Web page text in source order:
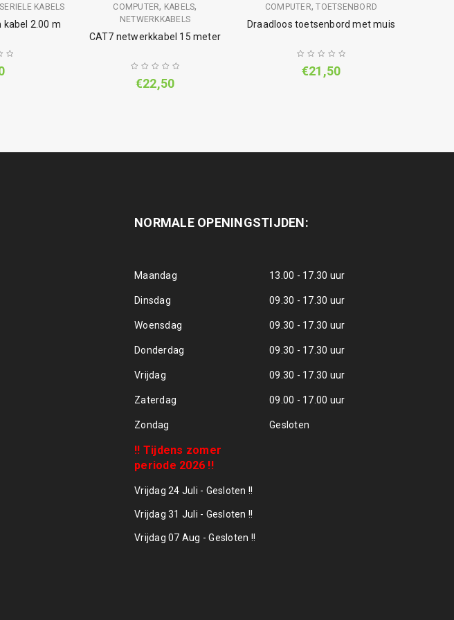
SERIELE KABELS
2.00 m
COMPUTER, KABELS,
NETWERKKABELS
CAT7 netwerkkabel 15 meter
€22,50
COMPUTER,TOETSENBORD
Draadloos toetsenbord met muis
€21,50
NORMALE OPENINGSTIJDEN:
Maandag 13.00 - 17.30 uur
Dinsdag 09.30 - 17.30 uur
Woensdag 09.30 - 17.30 uur
Donderdag 09.30 - 17.30 uur
Vrijdag 09.30 - 17.30 uur
Zaterdag 09.00 - 17.00 uur
Zondag Gesloten
!! Tijdens zomer
periode 2026 !!
Vrijdag 24 Juli - Gesloten !!
Vrijdag 31 Juli - Gesloten !!
Vrijdag 07 Aug - Gesloten !!